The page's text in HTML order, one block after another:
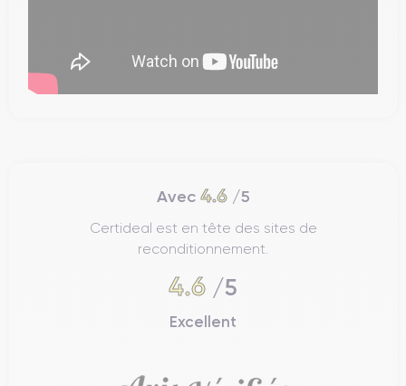
Avec 4.6/5
Certideal est en tête des sites de
reconditionnement.
4.6 /5
Excellent